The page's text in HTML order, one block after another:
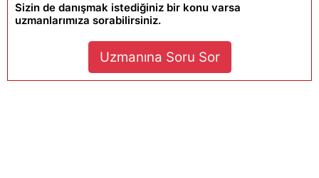
Sizin de danışmak istediğiniz bir konu varsa
uzmanlarımıza sorabilirsiniz.
Uzmanına Soru Sor